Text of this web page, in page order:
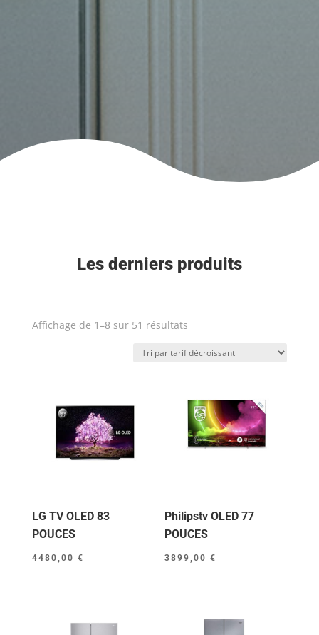
Les derniers produits
Affichage de 1–8 sur 51 résultatsTrié
prix
LG TV OLED 83
POUCES
4480,00 €
Philipstv OLED 77
POUCES
3899,00€